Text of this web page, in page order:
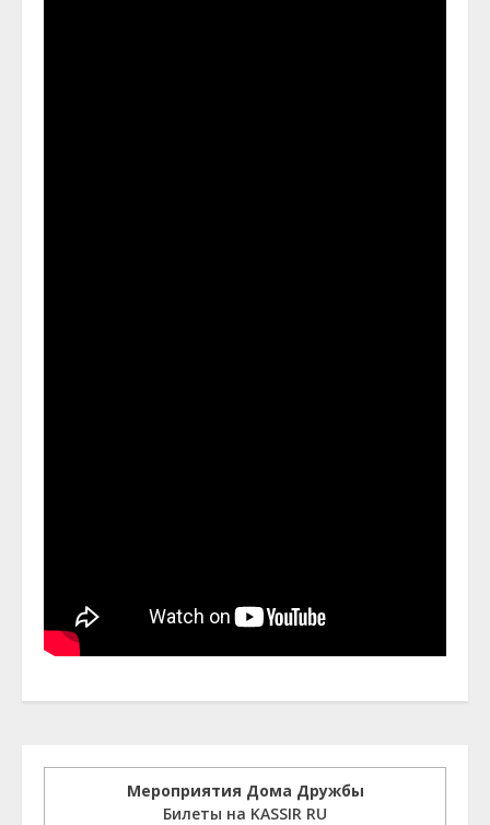
Мероприятия Дома Дружбы
Билеты на KASSIR RU